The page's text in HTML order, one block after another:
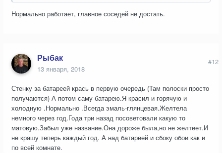
Нормально работает, главное соседей не достать.
Рыбак
13 января, 2018
#12
Стенку за батареей крась в первую очередь (Там полоски просто
получаются) А потом саму батарею.Я красил и горячую и
холодную .Нормально .Всегда эмаль-глянцевая.Желтела
немного через год.Года три назад посоветовали какую то
матовую.Забыл уже название.Она дороже была,но не желтеет.И
не крашу теперь каждый год. А над батареей и сбоку обои как и
по всей комнате.